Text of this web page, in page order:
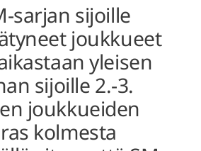
sarjan sijoille
joukkueet
yleisen
sijoille 2.-3.
joukkueiden
kolmesta